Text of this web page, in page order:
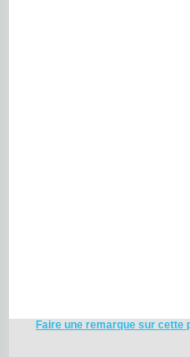
Faire une remarque sur cette